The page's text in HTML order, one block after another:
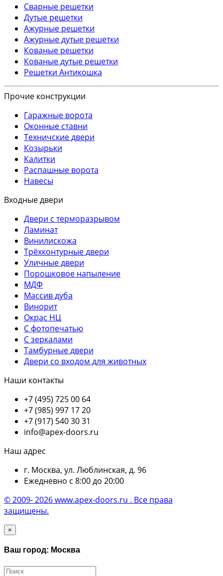
Сварные решетки
Дутые решетки
Ажурные решетки
Ажурные дутые решетки
Кованые решетки
Кованые дутые решетки
Решетки Антикошка
Прочие конструкции
Гаражные ворота
Оконные ставни
Техничские двери
Козырьки
Калитки
Распашные ворота
Навесы
Входные двери
Двери с терморазрывом
Ламинат
Винилискожа
Трёхконтурные двери
Уличные двери
Порошковое напыление
МДФ
Массив дуба
Винорит
Окрас НЦ
С фотопечатью
С зеркалами
Тамбурные двери
Двери со входом для животных
Наши контакты
+7 (495) 725 00 64
+7 (985) 997 17 20
+7 (917) 540 30 31
info@apex-doors.ru
Наш адрес
г. Москва, ул. Люблинская, д. 96
Ежедневно с 8:00 до 20:00
© 2009- 2026 www.apex-doors.ru . Все права
защищены.
×
Ваш город: Москва